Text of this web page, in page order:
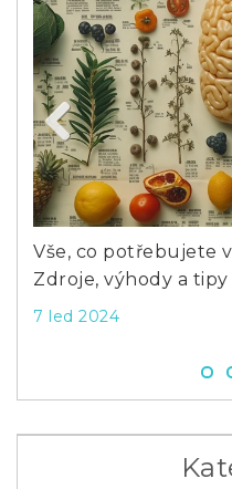
Vše, co potřebujete
Zdroje, výhody a
7 led 2024
Previous